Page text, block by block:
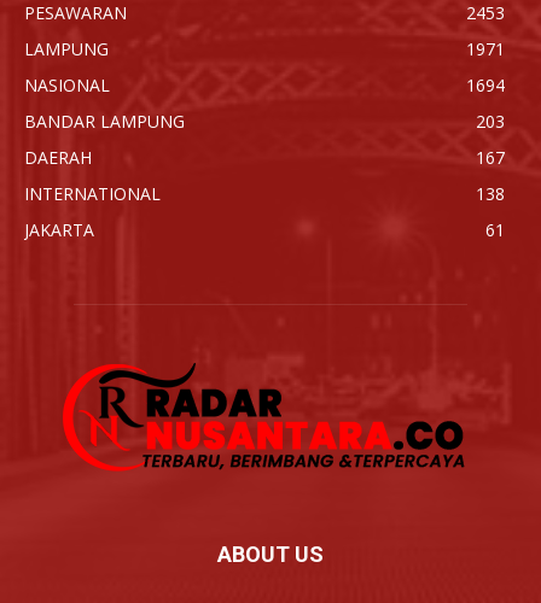
PESAWARAN
2453
LAMPUNG
1971
NASIONAL
1694
BANDAR LAMPUNG
203
DAERAH
167
INTERNATIONAL
138
JAKARTA
61
ABOUT US